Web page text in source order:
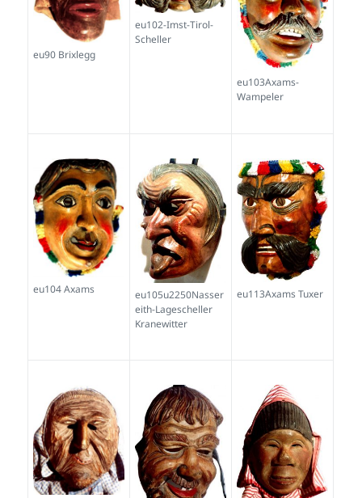
eu90 Brixlegg
eu102-Imst-Tirol-
Scheller
eu103Axams-
Wampeler
eu104 Axams
eu105u2250Nasser
eith-Lagescheller
Kranewitter
eu113Axams Tuxer